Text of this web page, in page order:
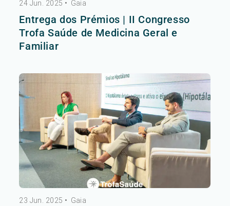
24 Jun. 2025 • Gaia
Entrega dos Prémios | II Congresso
Trofa Saúde de Medicina Geral e
Familiar
23 Jun. 2025 • Gaia